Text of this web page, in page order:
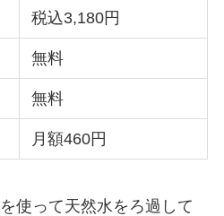
税込3,180円
無料
無料
月額460円
使って天然水をろ過して